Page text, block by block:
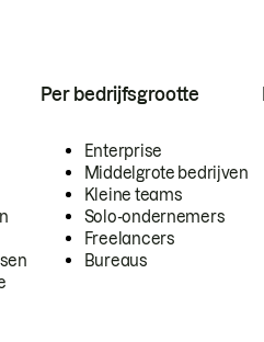
Per bedrijfsgrootte
Enterprise
Middelgrote bedrijven
Kleine teams
Solo-ondernemers
Freelancers
Bureaus